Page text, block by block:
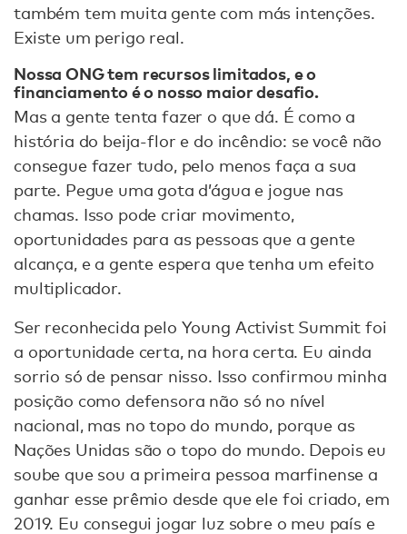
também tem muita gente com más intenções.
Existe um perigo real.
Nossa ONG tem recursos limitados, e o
financiamento é o nosso maior desafio.
Mas a gente tenta fazer o que dá. É como a
história do beija-flor e do incêndio: se você não
consegue fazer tudo, pelo menos faça a sua
parte. Pegue uma gota d’água e jogue nas
chamas. Isso pode criar movimento,
oportunidades para as pessoas que a gente
alcança, e a gente espera que tenha um efeito
multiplicador.
Ser reconhecida pelo Young Activist Summit foi
a oportunidade certa, na hora certa. Eu ainda
sorrio só de pensar nisso. Isso confirmou minha
posição como defensora não só no nível
nacional, mas no topo do mundo, porque as
Nações Unidas são o topo do mundo. Depois eu
soube que sou a primeira pessoa marfinense a
ganhar esse prêmio desde que ele foi criado, em
2019. Eu consegui jogar luz sobre o meu país e